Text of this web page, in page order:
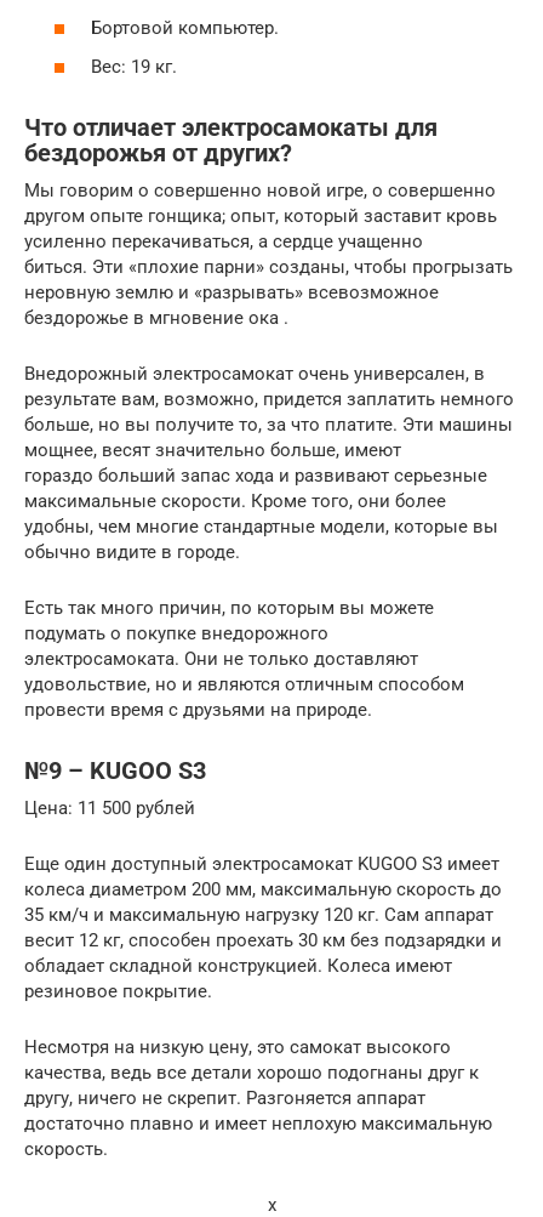
Бортовой компьютер.
Вес: 19 кг.
Что отличает электросамокаты для
бездорожья от других?
Мы говорим о совершенно новой игре, о совершенно
другом опыте гонщика; опыт, который заставит кровь
усиленно перекачиваться, а сердце учащенно
биться. Эти «плохие парни» созданы, чтобы прогрызать
неровную землю и «разрывать» всевозможное
бездорожье в мгновение ока .
Внедорожный электросамокат очень универсален, в
результате вам, возможно, придется заплатить немного
больше, но вы получите то, за что платите. Эти машины
мощнее, весят значительно больше, имеют
гораздо больший запас хода и развивают серьезные
максимальные скорости. Кроме того, они более
удобны, чем многие стандартные модели, которые вы
обычно видите в городе.
Есть так много причин, по которым вы можете
подумать о покупке внедорожного
электросамоката. Они не только доставляют
удовольствие, но и являются отличным способом
провести время с друзьями на природе.
№9 – KUGOO S3
Цена: 11 500 рублей
Еще один доступный электросамокат KUGOO S3 имеет
колеса диаметром 200 мм, максимальную скорость до
35 км/ч и максимальную нагрузку 120 кг. Сам аппарат
весит 12 кг, способен проехать 30 км без подзарядки и
обладает складной конструкцией. Колеса имеют
резиновое покрытие.
Несмотря на низкую цену, это самокат высокого
качества, ведь все детали хорошо подогнаны друг к
другу, ничего не скрепит. Разгоняется аппарат
достаточно плавно и имеет неплохую максимальную
скорость.
x